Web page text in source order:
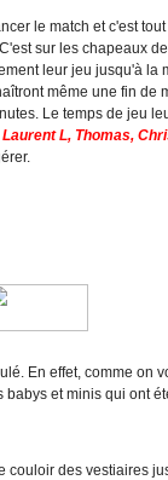
le match et c'est
sur les chapeaux
leur jeu jusqu'à la
même une fin de
Le temps de jeu
L, Thomas,
En effet, comme on
et minis qui ont
couloir des vestiaires